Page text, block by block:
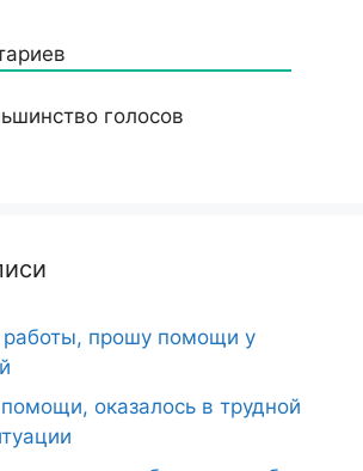
голосов
работы, прошу помощи у
оказалось в трудной